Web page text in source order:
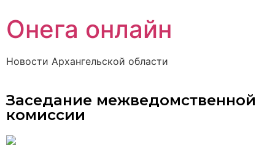
Онега онлайн
Новости Архангельской области
Заседание межведомственной
комиссии